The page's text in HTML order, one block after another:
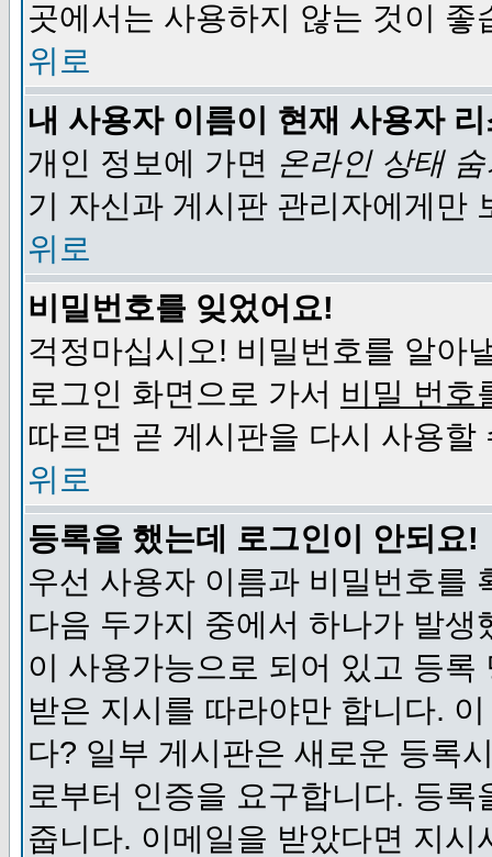
곳에서는 사용하지 않는 것이 좋
위로
내 사용자 이름이 현재 사용자
개인 정보에 가면 온라인 상태
기 자신과 게시판 관리자에게만
위로
비밀번호를 잊었어요!
걱정마십시오! 비밀번호를 알아
로그인 화면으로 가서 비밀 번호
따르면 곧 게시판을 다시 사용할
위로
등록을 했는데 로그인이 안되요!
우선 사용자 이름과 비밀번호를
다음 두가지 중에서 하나가 발
이 사용가능으로 되어 있고 등
받은 지시를 따라야만 합니다.
다? 일부 게시판은 새로운 등록
로부터 인증을 요구합니다. 등
줍니다. 이메일을 받았다면 지